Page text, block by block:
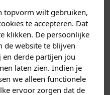
topvorm wilt gebruiken,
te accepteren. Dat
klikken. De persoonlijke
de website te blijven
derde partijen jou
laten zien. Indien je
we alleen functionele
ervoor zorgen dat de
je naar op
direct